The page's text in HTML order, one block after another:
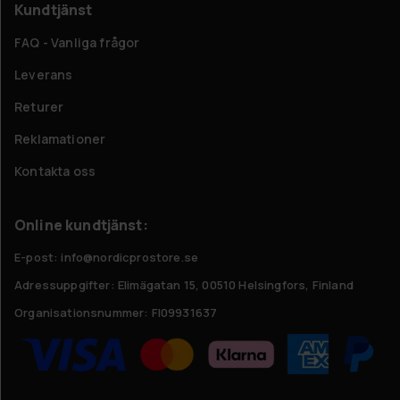
Kundtjänst
FAQ - Vanliga frågor
Leverans
Returer
Reklamationer
Kontakta oss
Online kundtjänst:
E-post: info@nordicprostore.se
Adressuppgifter: Elimägatan 15, 00510 Helsingfors, Finland
Organisationsnummer: FI09931637